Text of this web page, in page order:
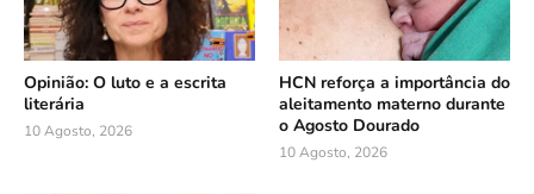
Opinião: O luto e a escrita
literária
10 Agosto, 2026
HCN reforça a importância do
aleitamento materno durante
o Agosto Dourado
10 Agosto, 2026